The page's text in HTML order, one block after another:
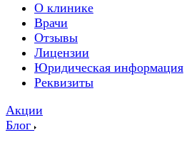
О клинике
Врачи
Отзывы
Лицензии
Юридическая информация
Реквизиты
Акции
Блог